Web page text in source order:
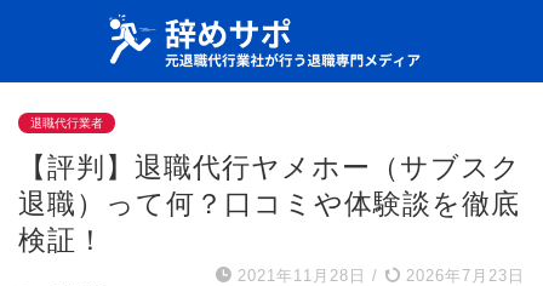
退職代行業者
【評判】退職代行ヤメホー（サブスク
退職）って何？口コミや体験談を徹底
検証！
2021年11月28日 / 2026年7月23日